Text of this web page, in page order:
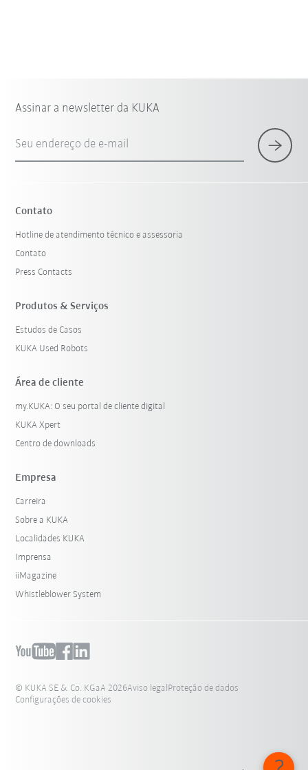
Resetar filtro
Assinar a newsletter da KUKA
Seu endereço de e-mail
Contato
Hotline de atendimento técnico e assessoria
Contato
Press Contacts
Produtos & Serviços
Estudos de Casos
KUKA Used Robots
Área de cliente
my.KUKA: O seu portal de cliente digital
KUKA Xpert
Centro de downloads
Empresa
Carreira
Sobre a KUKA
Localidades KUKA
Imprensa
iiMagazine
Whistleblower System
© KUKA SE & Co. KGaA 2026Aviso legalProteção de dados
Configurações de cookies